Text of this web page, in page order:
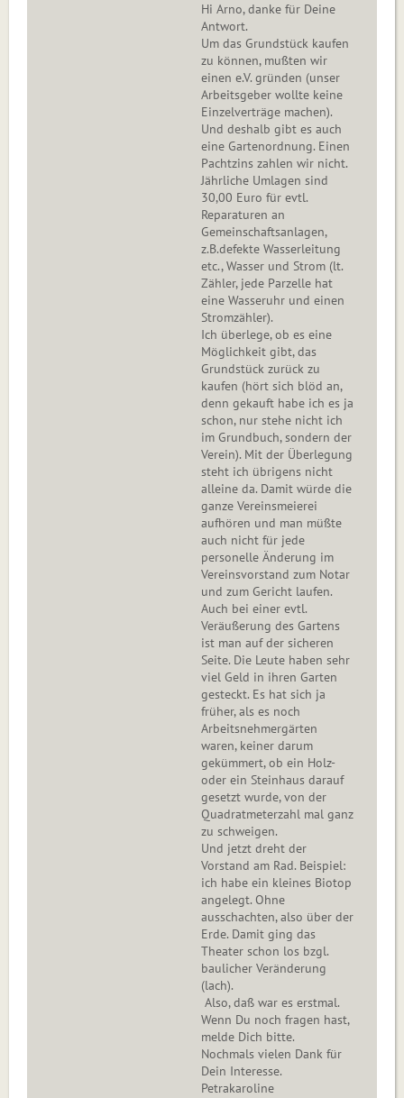
Hi Arno, danke für Deine
Antwort.
Um das Grundstück kaufen
zu können, mußten wir
einen e.V. gründen (unser
Arbeitsgeber wollte keine
Einzelverträge machen).
Und deshalb gibt es auch
eine Gartenordnung. Einen
Pachtzins zahlen wir nicht.
Jährliche Umlagen sind
30,00 Euro für evtl.
Reparaturen an
Gemeinschaftsanlagen,
z.B.defekte Wasserleitung
etc., Wasser und Strom (lt.
Zähler, jede Parzelle hat
eine Wasseruhr und einen
Stromzähler).
Ich überlege, ob es eine
Möglichkeit gibt, das
Grundstück zurück zu
kaufen (hört sich blöd an,
denn gekauft habe ich es ja
schon, nur stehe nicht ich
im Grundbuch, sondern der
Verein). Mit der Überlegung
steht ich übrigens nicht
alleine da. Damit würde die
ganze Vereinsmeierei
aufhören und man müßte
auch nicht für jede
personelle Änderung im
Vereinsvorstand zum Notar
und zum Gericht laufen.
Auch bei einer evtl.
Veräußerung des Gartens
ist man auf der sicheren
Seite. Die Leute haben sehr
viel Geld in ihren Garten
gesteckt. Es hat sich ja
früher, als es noch
Arbeitsnehmergärten
waren, keiner darum
gekümmert, ob ein Holz-
oder ein Steinhaus darauf
gesetzt wurde, von der
Quadratmeterzahl mal ganz
zu schweigen.
Und jetzt dreht der
Vorstand am Rad. Beispiel:
ich habe ein kleines Biotop
angelegt. Ohne
ausschachten, also über der
Erde. Damit ging das
Theater schon los bzgl.
baulicher Veränderung
(lach).
Also, daß war es erstmal.
Wenn Du noch fragen hast,
melde Dich bitte.
Nochmals vielen Dank für
Dein Interesse.
Petrakaroline